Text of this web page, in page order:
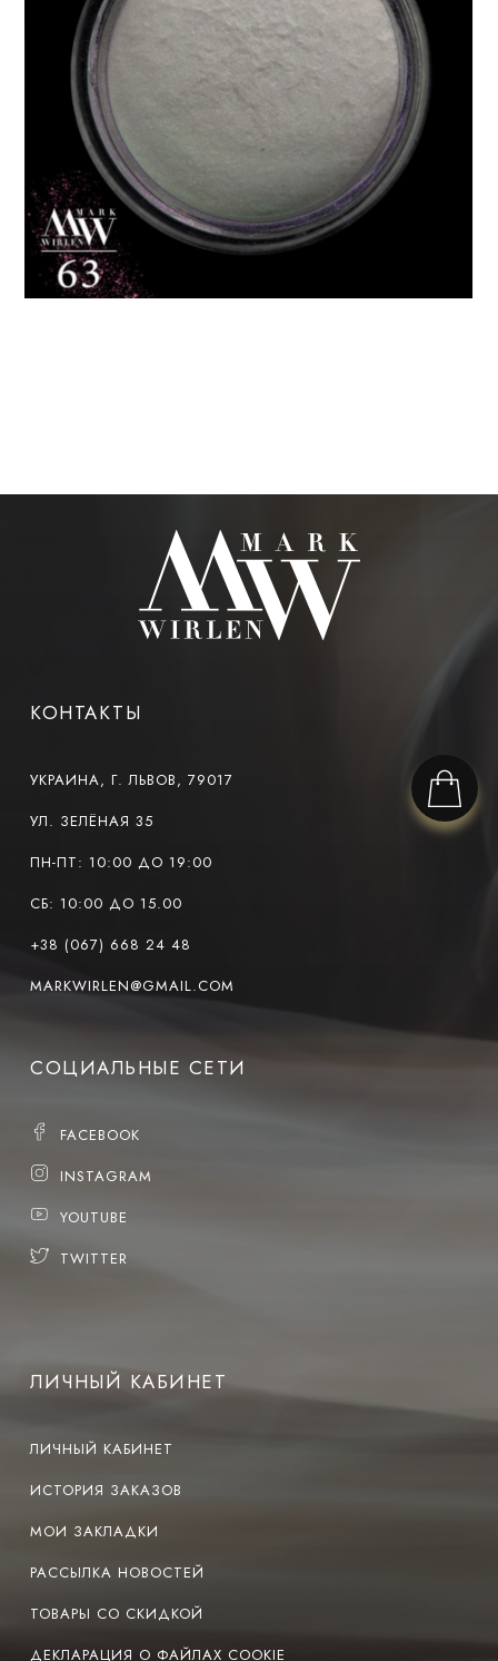
КОНТАКТЫ
УКРАИНА, Г. ЛЬВОВ, 79017
УЛ. ЗЕЛЁНАЯ 35
ПН-ПТ: 10:00 ДО 19:00
СБ: 10:00 ДО 15.00
+38 (067) 668 24 48
MARKWIRLEN@GMAIL.COM
СОЦИАЛЬНЫЕ СЕТИ
FACEBOOK
INSTAGRAM
YOUTUBE
TWITTER
ЛИЧНЫЙ КАБИНЕТ
ЛИЧНЫЙ КАБИНЕТ
ИСТОРИЯ ЗАКАЗОВ
МОИ ЗАКЛАДКИ
РАССЫЛКА НОВОСТЕЙ
ТОВАРЫ СО СКИДКОЙ
ДЕКЛАРАЦИЯ О ФАЙЛАХ COOKIE